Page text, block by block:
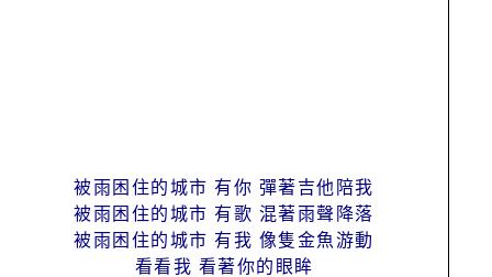
被雨困住的城市 有你 彈著吉他陪我
被雨困住的城市 有歌 混著雨聲降落
被雨困住的城市 有我 像隻金魚游動
看看我 看著你的眼眸